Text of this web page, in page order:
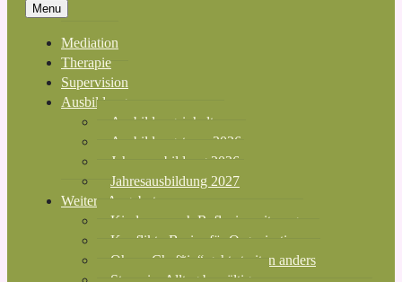
Menu
Mediation
Therapie
Supervision
Ausbildung
Ausbildungsinhalte
Ausbildungsteam 2026
Jahresausbildung 2026
Jahresausbildung 2027
Weitere Angebote
Kinderwunsch Reflexionssitzung
Konflikte-Basics für Organisationen
Ohne „Chef*in“ geht streiten anders